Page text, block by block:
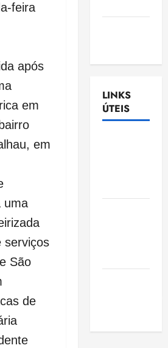
feira
após
em
em
uma
serviços
São
de
LINKS
ÚTEIS